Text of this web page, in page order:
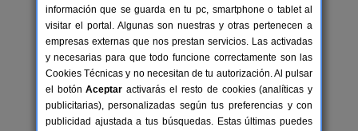
19-23+2 pers.
desde33 €
Can Fontanelles
Castellfollit del Boix (Barcelona)
información que se guarda en tu pc, smartphone o tablet al
visitar el portal. Algunas son nuestras y otras pertenecen a
empresas externas que nos prestan servicios. Las activadas
y necesarias para que todo funcione correctamente son las
Cookies Técnicas y no necesitan de tu autorización. Al pulsar
el botónAceptar activarás el resto de cookies (analíticas y
publicitarias), personalizadas según tus preferencias y con
publicidad ajustada a tus búsquedas. Estas últimas puedes